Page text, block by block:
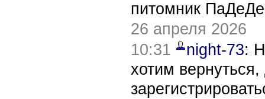
питомник
26 апреля 2026
10:31
night-73:
хотим